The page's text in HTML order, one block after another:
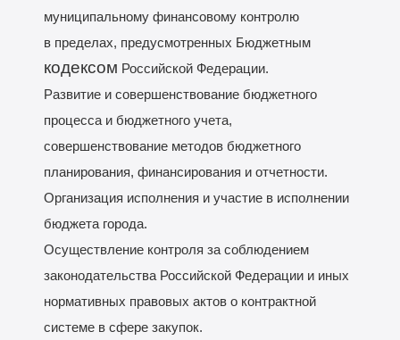
муниципальному финансовому контролю
в пределах, предусмотренных Бюджетным
кодексом Российской Федерации.
Развитие и совершенствование бюджетного
процесса и бюджетного учета,
совершенствование методов бюджетного
планирования, финансирования и отчетности.
Организация исполнения и участие в исполнении
бюджета города.
Осуществление контроля за соблюдением
законодательства Российской Федерации и иных
нормативных правовых актов о контрактной
системе в сфере закупок.